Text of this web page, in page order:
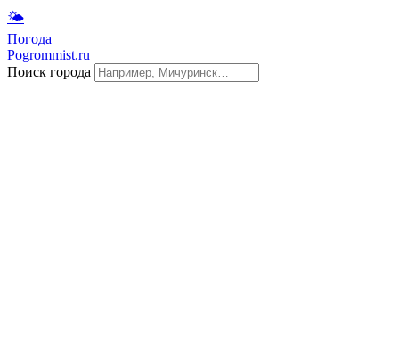
🌤
Погода
Pogrommist.ru
Поиск города